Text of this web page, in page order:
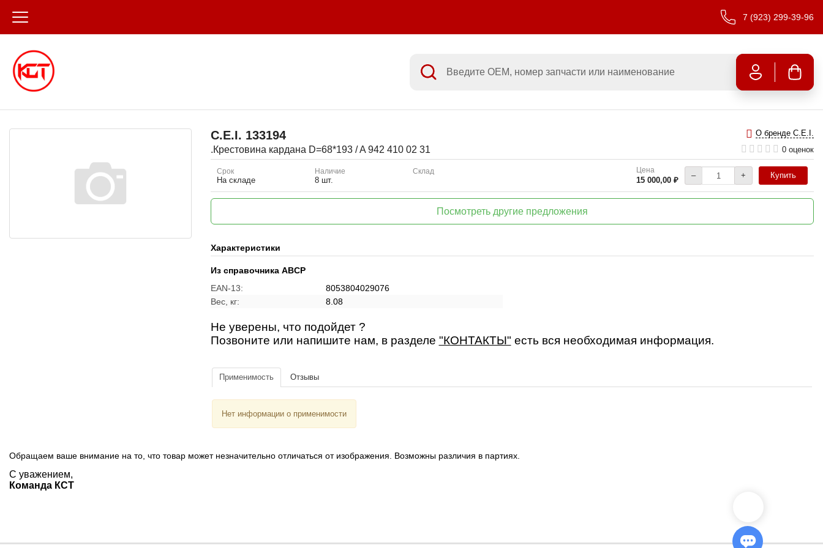
7 (923) 299-39-96
О бренде C.E.I.
0 оценок
C.E.I. 133194
.Крестовина кардана D=68*193 / A 942 410 02 31
Срок
На складе
Наличие
8 шт.
Склад Цена
15 000,00 ₽
– + Купить
Посмотреть другие предложения
Характеристики
Из справочника ABCP
EAN-13:
8053804029076
Вес, кг:
8.08
Не уверены, что подойдет ?
Позвоните или напишите нам, в разделе "КОНТАКТЫ" есть вся необходимая информация.
Применимость Отзывы
Нет информации о применимости
Обращаем ваше внимание на то, что товар может незначительно отличаться от изображения. Возможны различия в партиях.
С уважением,
Команда КСТ